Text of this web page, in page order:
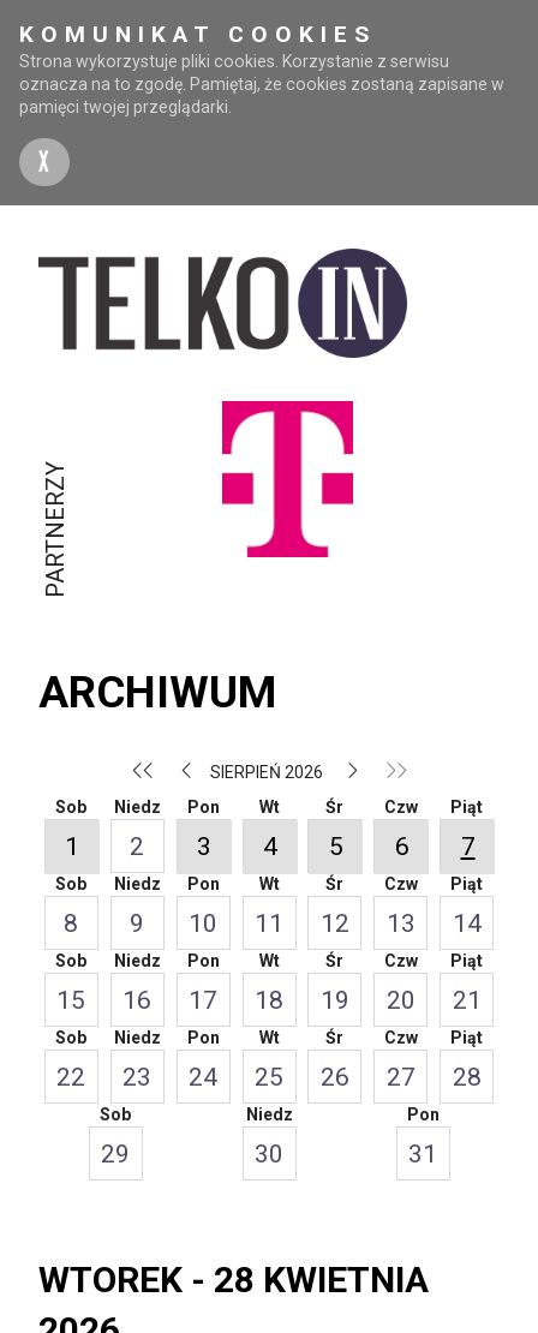
KOMUNIKAT COOKIES
Strona wykorzystuje pliki cookies. Korzystanie z serwisu
oznacza na to zgodę. Pamiętaj, że cookies zostaną zapisane w
pamięci twojej przeglądarki.
X
PARTNERZY
ARCHIWUM
SIERPIEŃ 2026
Sob
1
Niedz
2
Pon
3
Wt
4
Śr
5
Czw
6
Piąt
7
Sob
8
Niedz
9
Pon
10
Wt
11
Śr
12
Czw
13
Piąt
14
Sob
15
Niedz
16
Pon
17
Wt
18
Śr
19
Czw
20
Piąt
21
Sob
22
Niedz
23
Pon
24
Wt
25
Śr
26
Czw
27
Piąt
28
Sob
29
Niedz
30
Pon
31
WTOREK - 28 KWIETNIA